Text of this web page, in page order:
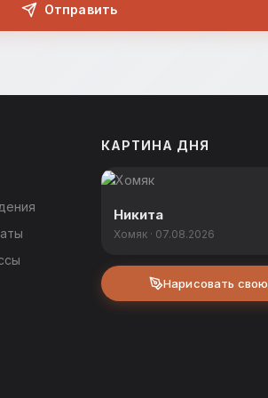
Отправить
КАРТИНА ДНЯ
Никита
Хомяк · 07.08.2026
Нарисовать свою